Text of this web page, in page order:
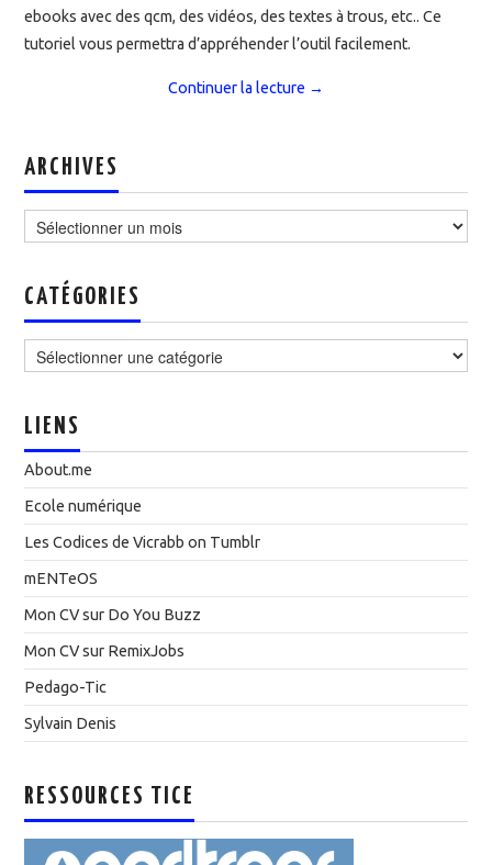
ebooks avec des qcm, des vidéos, des textes à trous, etc.. Ce
tutoriel vous permettra d’appréhender l’outil facilement.
Continuer la lecture →
ARCHIVES
CATÉGORIES
LIENS
About.me
Ecole numérique
Les Codices de Vicrabb on Tumblr
mENTeOS
Mon CV sur Do You Buzz
Mon CV sur RemixJobs
Pedago-Tic
Sylvain Denis
RESSOURCES TICE